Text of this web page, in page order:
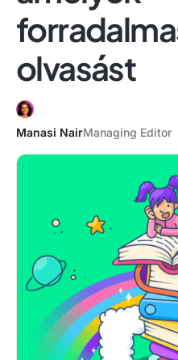
olvasást
Manasi NairManaging Editor